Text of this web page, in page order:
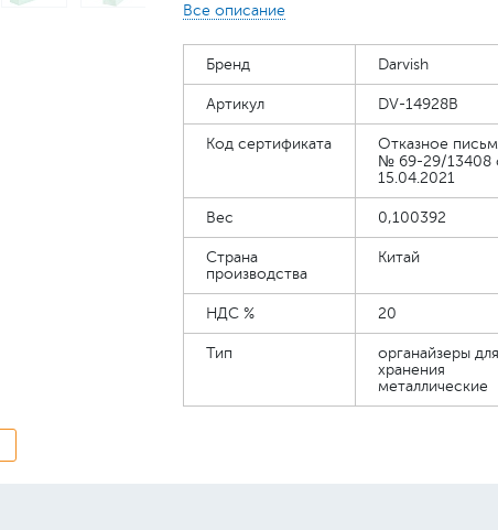
места за счет своей конструкции. Можно
горизонтально. Размер: 5*9*20,3 см. В
комплекте есть наклейки. Цвет: ассорти.
Упаковка:плёнка.
Все описание
Бренд Darvish
Артикул DV-14928B
Код сертификата
Отказное
№ 69-29/13408
15.04.2021
Вес 0,100392
Страна
производства
Китай
НДС % 20
Тип
органайзеры для
хранения
металлические